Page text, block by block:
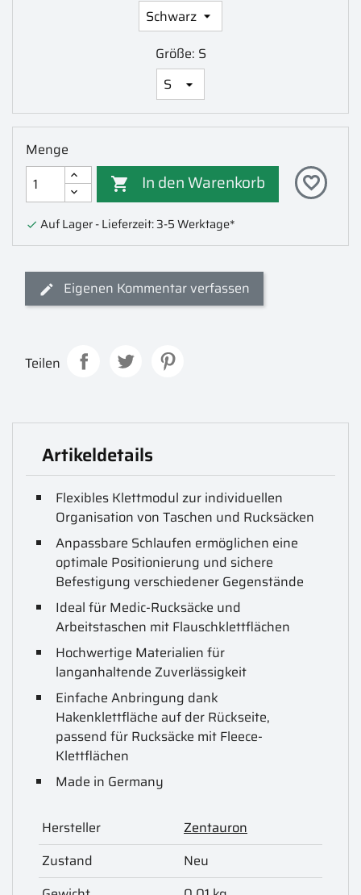
Größe: S
Menge
 In den Warenkorb favorite_border
 Auf Lager - Lieferzeit: 3-5 Werktage*
Eigenen Kommentar verfassen
Teilen
Artikeldetails
Flexibles Klettmodul zur individuellen
Organisation von Taschen und Rucksäcken
Anpassbare Schlaufen ermöglichen eine
optimale Positionierung und sichere
Befestigung verschiedener Gegenstände
Ideal für Medic-Rucksäcke und
Arbeitstaschen mit Flauschklettflächen
Hochwertige Materialien für
langanhaltende Zuverlässigkeit
Einfache Anbringung dank
Hakenklettfläche auf der Rückseite,
passend für Rucksäcke mit Fleece-
Klettflächen
Made in Germany
Hersteller
Zentauron
Zustand
Neu